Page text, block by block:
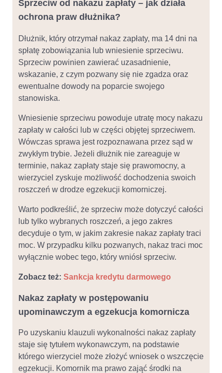
Sprzeciw od nakazu zapłaty – jak działa
ochrona praw dłużnika?
Dłużnik, który otrzymał nakaz zapłaty, ma 14 dni na
spłatę zobowiązania lub wniesienie sprzeciwu.
Sprzeciw powinien zawierać uzasadnienie,
wskazanie, z czym pozwany się nie zgadza oraz
ewentualne dowody na poparcie swojego
stanowiska.
Wniesienie sprzeciwu powoduje utratę mocy nakazu
zapłaty w całości lub w części objętej sprzeciwem.
Wówczas sprawa jest rozpoznawana przez sąd w
zwykłym trybie. Jeżeli dłużnik nie zareaguje w
terminie, nakaz zapłaty staje się prawomocny, a
wierzyciel zyskuje możliwość dochodzenia swoich
roszczeń w drodze egzekucji komorniczej.
Warto podkreślić, że sprzeciw może dotyczyć całości
lub tylko wybranych roszczeń, a jego zakres
decyduje o tym, w jakim zakresie nakaz zapłaty traci
moc. W przypadku kilku pozwanych, nakaz traci moc
wyłącznie wobec tego, który wniósł sprzeciw.
Zobacz też: Sankcja kredytu darmowego
Nakaz zapłaty w postępowaniu
upominawczym a egzekucja komornicza
Po uzyskaniu klauzuli wykonalności nakaz zapłaty
staje się tytułem wykonawczym, na podstawie
którego wierzyciel może złożyć wniosek o wszczęcie
egzekucji. Komornik ma prawo zająć środki na